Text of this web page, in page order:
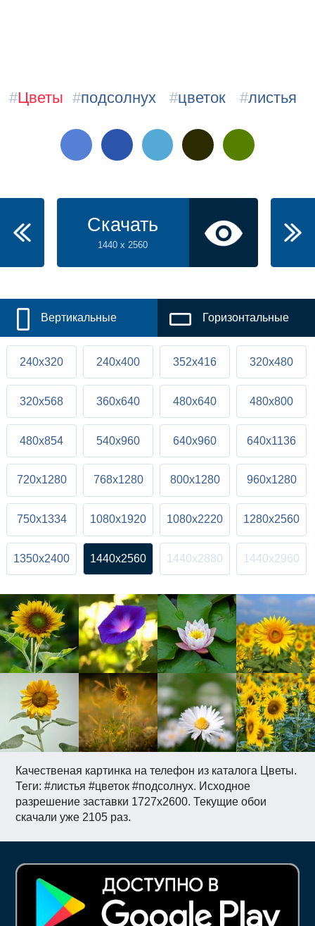
Качественая картинка на телефон из каталога Цветы.
Теги: #листья #цветок #подсолнух. Исходное
разрешение заставки 1727x2600. Текущие обои
скачали уже 2105 раз.
#Цветы #подсолнух #цветок #листья
Скачать
1440 x 2560
Вертикальные Горизонтальные
240x320 240x400 352x416 320x480
320x568 360x640 480x640 480x800
480x854 540x960 640x960 640x1136
720x1280 768x1280 800x1280 960x1280
750x1334 1080x1920 1080x2220 1280x2560
1350x2400 1440x2560 1440x2880 1440x2960